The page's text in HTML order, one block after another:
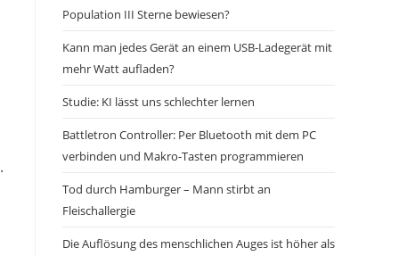
.
Population III Sterne bewiesen?
Kann man jedes Gerät an einem USB-Ladegerät mit
mehr Watt aufladen?
Studie: KI lässt uns schlechter lernen
Battletron Controller: Per Bluetooth mit dem PC
verbinden und Makro-Tasten programmieren
Tod durch Hamburger – Mann stirbt an
Fleischallergie
Die Auflösung des menschlichen Auges ist höher als